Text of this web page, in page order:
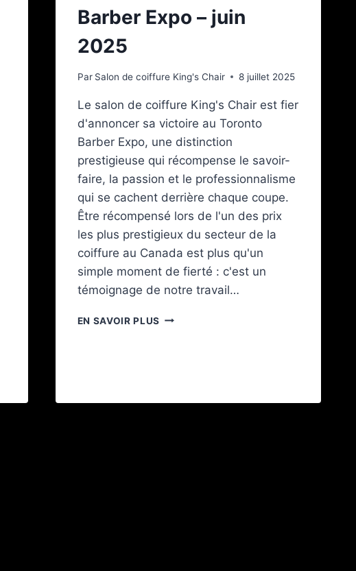
Barber Expo – juin
2025
Par Salon de coiffure King's Chair 8 juillet 2025
Le salon de coiffure King's Chair est fier
d'annoncer sa victoire au Toronto
Barber Expo, une distinction
prestigieuse qui récompense le savoir-
faire, la passion et le professionnalisme
qui se cachent derrière chaque coupe.
Être récompensé lors de l'un des prix
les plus prestigieux du secteur de la
coiffure au Canada est plus qu'un
simple moment de fierté : c'est un
témoignage de notre travail…
EN SAVOIR PLUS